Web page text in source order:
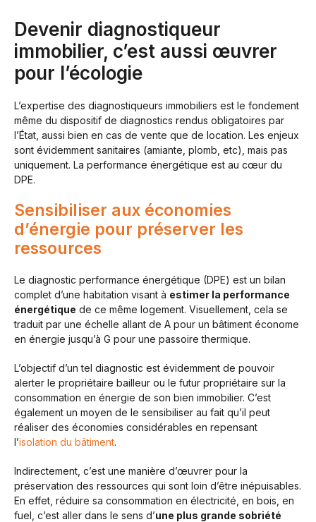
Devenir diagnostiqueur
immobilier, c’est aussi œuvrer
pour l’écologie
L’expertise des diagnostiqueurs immobiliers est le fondement
même du dispositif de diagnostics rendus obligatoires par
l’État, aussi bien en cas de vente que de location. Les enjeux
sont évidemment sanitaires (amiante, plomb, etc), mais pas
uniquement. La performance énergétique est au cœur du
DPE.
Sensibiliser aux économies
d’énergie pour préserver les
ressources
Le diagnostic performance énergétique (DPE) est un bilan
complet d’une habitation visant à estimer la performance
énergétique de ce même logement. Visuellement, cela se
traduit par une échelle allant de A pour un bâtiment économe
en énergie jusqu’à G pour une passoire thermique.
L’objectif d’un tel diagnostic est évidemment de pouvoir
alerter le propriétaire bailleur ou le futur propriétaire sur la
consommation en énergie de son bien immobilier. C’est
également un moyen de le sensibiliser au fait qu’il peut
réaliser des économies considérables en repensant
l’isolation du bâtiment.
Indirectement, c’est une manière d’œuvrer pour la
préservation des ressources qui sont loin d’être inépuisables.
En effet, réduire sa consommation en électricité, en bois, en
fuel, c’est aller dans le sens d’une plus grande sobriété